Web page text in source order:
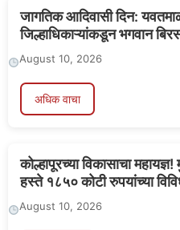
जागतिक आदिवासी दिन:
जिल्हाधिकाऱ्यांकडून भगवान
August 10, 2026
अधिक वाचा
कोल्हापूरच्या विकासाचा
हस्ते १८५० कोटी रुपयांच्या
August 10, 2026